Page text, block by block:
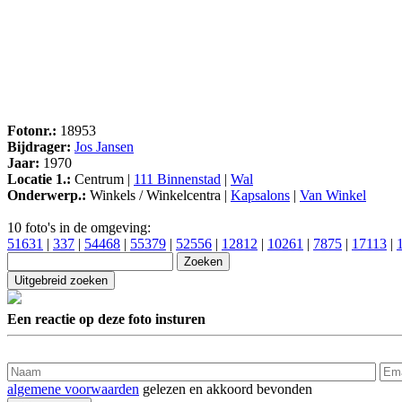
Fotonr.: 18953
Bijdrager: Jos Jansen
Jaar: 1970
Locatie 1.: Centrum | 111 Binnenstad
Wal
Onderwerp.: Winkels / Winkelcentra | Kapsalons Van Winkel
10 foto's in de omgeving:
51631
337 54468 55379 52556 12812 10261 7875 17113
Een reactie op deze foto insturen
algemene voorwaarden gelezen en akkoord bevonden